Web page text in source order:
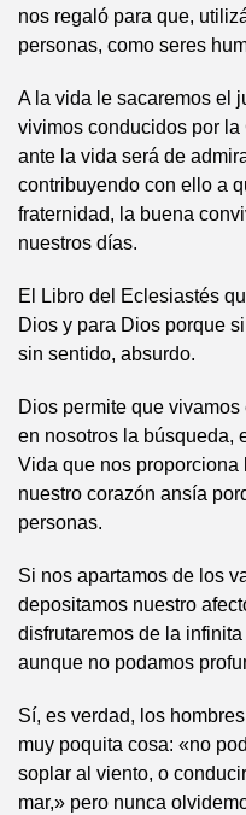
nos regaló para que,
personas, como seres
A la vida le sacaremos el
vivimos conducidos por la
ante la vida será de
contribuyendo con ello a
fraternidad, la buena
nuestros días.
El Libro del Eclesiastés
Dios y para Dios porque
sin sentido, absurdo.
Dios permite que
en nosotros la búsqueda,
Vida que nos
nuestro corazón ansía
personas.
Si nos apartamos de los
depositamos nuestro
disfrutaremos de la
aunque no podamos
Sí, es verdad, los
muy poquita cosa: «no
soplar al viento, o
mar,» pero nunca